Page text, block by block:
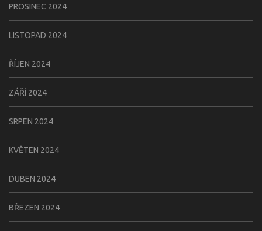
PROSINEC 2024
LISTOPAD 2024
ŘÍJEN 2024
ZÁŘÍ 2024
SRPEN 2024
KVĚTEN 2024
DUBEN 2024
BŘEZEN 2024